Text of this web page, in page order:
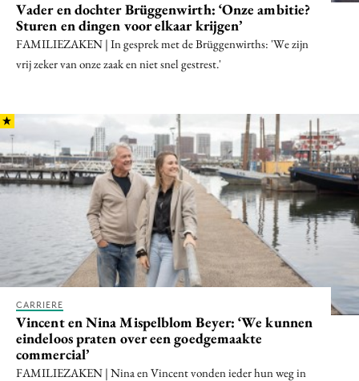
Vader en dochter Brüggenwirth: ‘Onze ambitie?
Sturen en dingen voor elkaar krijgen’
FAMILIEZAKEN | In gesprek met de Brüggenwirths: 'We zijn
vrij zeker van onze zaak en niet snel gestrest.'
CARRIERE
Vincent en Nina Mispelblom Beyer: ‘We kunnen
eindeloos praten over een goedgemaakte
commercial’
FAMILIEZAKEN | Nina en Vincent vonden ieder hun weg in